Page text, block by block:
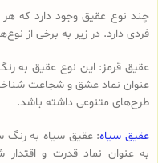
چند نوع عقیق وجود دارد که
فردی دارد. در زیر به برخی از
عقیق قرمز: این نوع عقیق به
عنوان نماد عشق و شجاعت
طرح‌های متنوعی داشته باشد.
عقیق سیاه: عقیق سیاه به رنگ
به عنوان نماد قدرت و